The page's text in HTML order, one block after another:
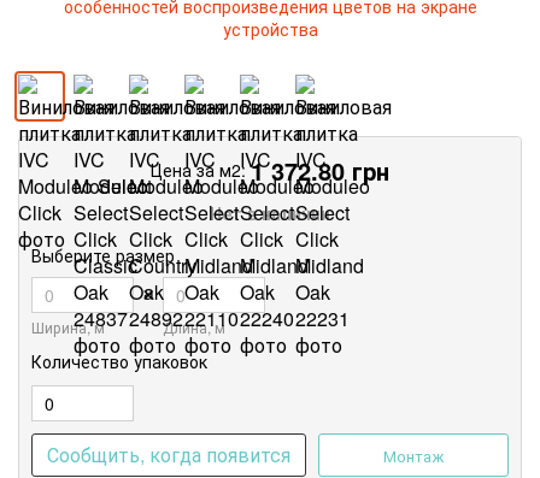
особенностей воспроизведения цветов на экране
устройства
Цена за м2:1 372.80 грн
Нет в наличии
Выберите размер
Ширина, м
×
Длина, м
Количество упаковок
Сообщить, когда появится Монтаж